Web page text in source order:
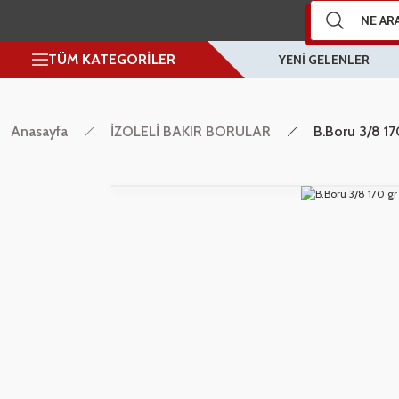
TÜM KATEGORİLER YENİ GELENLER
Anasayfa İZOLELİ BAKIR BORULAR B.Boru 3/8